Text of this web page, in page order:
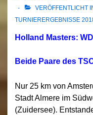
VERÖFFENTLICHT
TURNIERERGEBNISSE
Holland Masters:
Beide Paare des
Nur 25 km von
Stadt Almere im
(Zuidersee).